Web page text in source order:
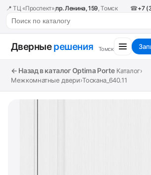
📍 ТЦ «Проспект»,пр. Ленина, 159, Томск ☎+7
Дверныерешения Томск
← Назад в каталог Optima Porte Каталог›
Межкомнатные двери›Тоскана_640.11